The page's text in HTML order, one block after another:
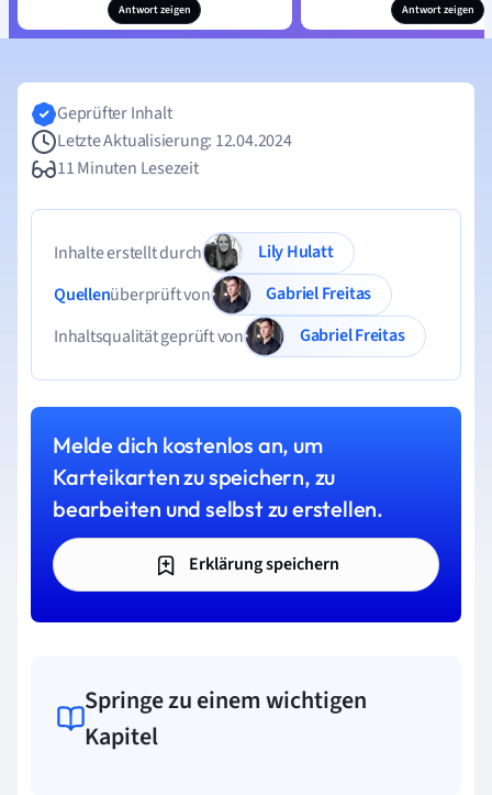
Antwort zeigen Antwort zeigen
Geprüfter Inhalt
Letzte Aktualisierung: 12.04.2024
11 Minuten Lesezeit
Inhalte erstellt durch
Lily Hulatt
Quellenüberprüft von
Gabriel Freitas
Inhaltsqualität geprüft von
Gabriel Freitas
Melde dich kostenlos an, um
Karteikarten zu speichern, zu
bearbeiten und selbst zu erstellen.
Erklärung speichern
Springe zu einem wichtigen
Kapitel